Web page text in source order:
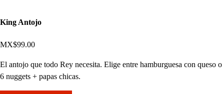
King Antojo
MX$99.00
El antojo que todo Rey necesita. Elige entre hamburguesa con queso o
6 nuggets + papas chicas.